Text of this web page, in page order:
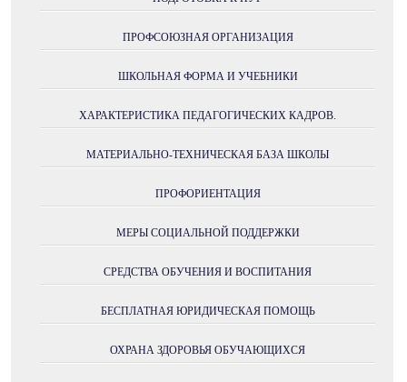
ПРОФСОЮЗНАЯ ОРГАНИЗАЦИЯ
ШКОЛЬНАЯ ФОРМА И УЧЕБНИКИ
ХАРАКТЕРИСТИКА ПЕДАГОГИЧЕСКИХ КАДРОВ.
МАТЕРИАЛЬНО-ТЕХНИЧЕСКАЯ БАЗА ШКОЛЫ
ПРОФОРИЕНТАЦИЯ
МЕРЫ СОЦИАЛЬНОЙ ПОДДЕРЖКИ
СРЕДСТВА ОБУЧЕНИЯ И ВОСПИТАНИЯ
БЕСПЛАТНАЯ ЮРИДИЧЕСКАЯ ПОМОЩЬ
ОХРАНА ЗДОРОВЬЯ ОБУЧАЮЩИХСЯ